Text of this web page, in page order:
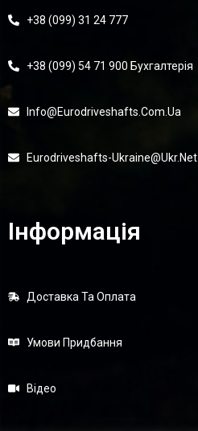
+38 (099) 31 24 777
+38 (099) 54 71 900 Бухгалтерія
Info@eurodriveshafts.com.ua
Eurodriveshafts-Ukraine@ukr.net
Інформація
Доставка Та Оплата
Умови Придбання
Відео